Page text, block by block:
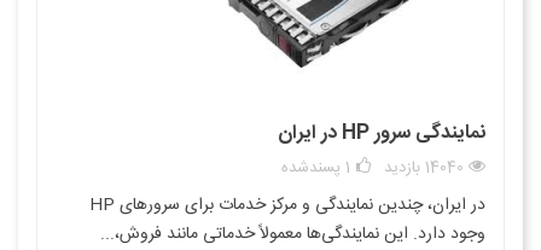
نمایندگی سرور HP در ایران
14040 بازدید 1 پسندشده
در ایران، چندین نمایندگی و مرکز خدمات برای سرورهای HP
وجود دارد. این نمایندگی‌ها معمولاً خدماتی مانند فروش،...